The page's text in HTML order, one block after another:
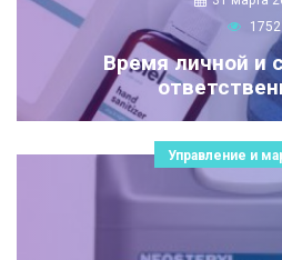
1752
Время личной и
Управление и